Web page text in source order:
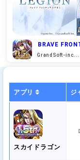
BRAVE
GrandSoft-
アプリ ジ
スカイドラゴン